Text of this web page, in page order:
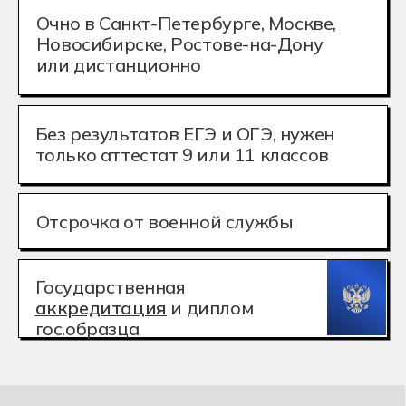
Государственная
гос.образца
Отсрочка от военной службы